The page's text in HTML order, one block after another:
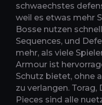
schwaechstes
weil es etwas mehr
Bosse nutzen
Sequences, und
mehr, als viele
Armour ist
Schutz bietet, ohne
zu verlangen. Torag,
Pieces sind alle